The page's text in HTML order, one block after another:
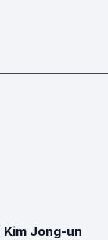
Kim Jong-un